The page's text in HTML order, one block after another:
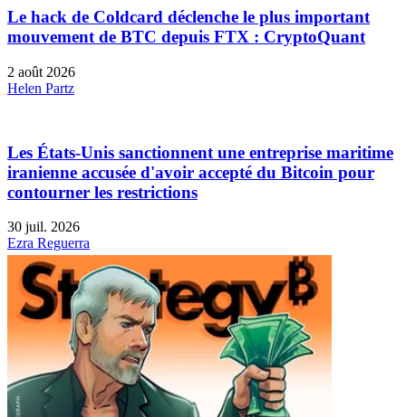
Le hack de Coldcard déclenche le plus important
mouvement de BTC depuis FTX : CryptoQuant
2 août 2026
Helen Partz
Les États-Unis sanctionnent une entreprise maritime
iranienne accusée d'avoir accepté du Bitcoin pour
contourner les restrictions
30 juil. 2026
Ezra Reguerra